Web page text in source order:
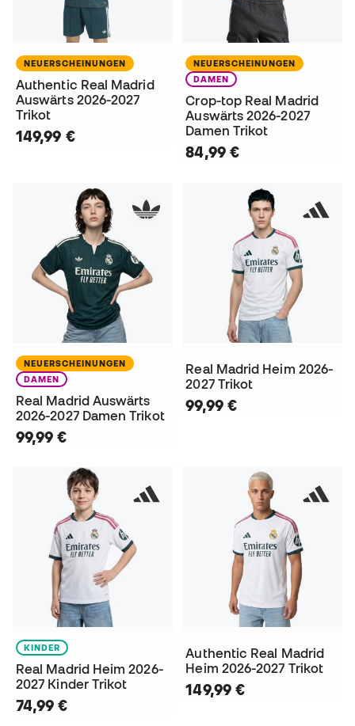
NEUERSCHEINUNGEN
Authentic Real Madrid
Auswärts 2026-2027
Trikot
149,99 €
NEUERSCHEINUNGEN
DAMEN
Crop-top Real Madrid
Auswärts 2026-2027
Damen Trikot
84,99 €
NEUERSCHEINUNGEN
DAMEN
Real Madrid Auswärts
2026-2027 Damen Trikot
99,99 €
Real Madrid Heim 2026-
2027 Trikot
99,99 €
KINDER
Real Madrid Heim 2026-
2027 Kinder Trikot
74,99 €
Authentic Real Madrid
Heim 2026-2027 Trikot
149,99 €